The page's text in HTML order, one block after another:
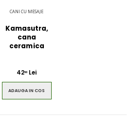
CANI CU MESAJE
Kamasutra,
cana
ceramica
4200 Lei
ADAUGA IN COS